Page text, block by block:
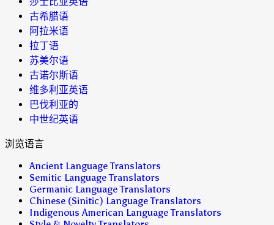
古希腊语
阿拉米语
拉丁语
苏美尔语
古诺尔斯语
维多利亚英语
巴伐利亚的
中世纪英语
浏览语言
Ancient Language Translators
Semitic Language Translators
Germanic Language Translators
Chinese (Sinitic) Language Translators
Indigenous American Language Translators